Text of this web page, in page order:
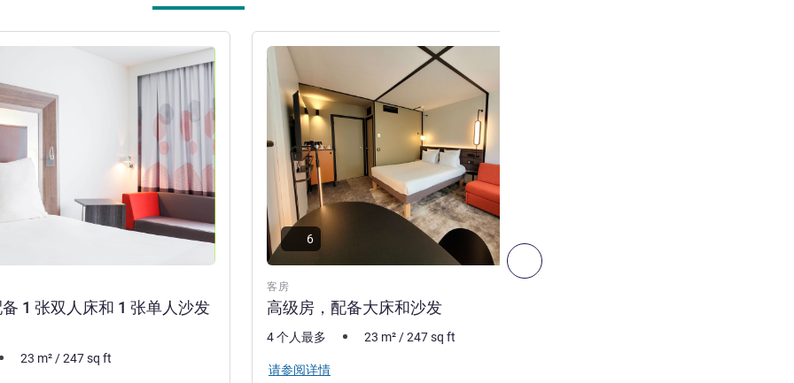
下一个 - 客房
1 张双人床和 1 张单人沙发
23 m² /247sq ft
客房
高级房，配备大床和沙发
请参阅详情
6
4 个人最多 23 m² /247sq ft
请参阅详情